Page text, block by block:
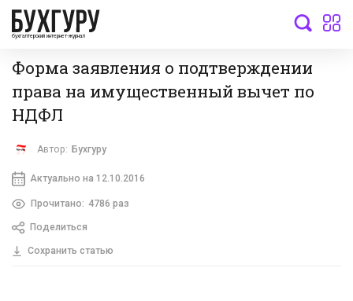
бухгалтерский интернет-журнал
Форма заявления о подтверждении
права на имущественный вычет по
НДФЛ
Автор: Бухгуру
Актуально на 12.10.2016
Прочитано: 4786 раз
Поделиться
Сохранить статью